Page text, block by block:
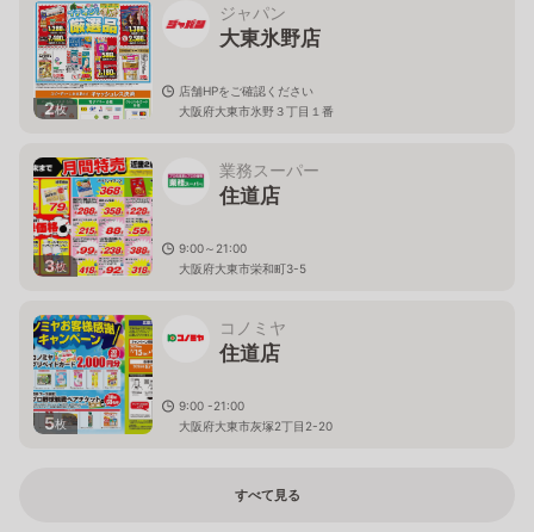
2枚
ジャパン
大東氷野店
店舗HPをご確認ください
大阪府大東市氷野３丁目１番
3枚
業務スーパー
住道店
9:00～21:00
大阪府大東市栄和町3-5
5枚
コノミヤ
住道店
9:00 -21:00
大阪府大東市灰塚2丁目2-20
すべて見る